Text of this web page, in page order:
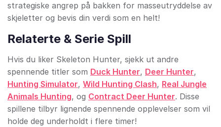
strategiske angrep på bakken for masseutryddelse av
skjeletter og bevis din verdi som en helt!
Relaterte & Serie Spill
Hvis du liker Skeleton Hunter, sjekk ut andre
spennende titler som Duck Hunter, Deer Hunter,
Hunting Simulator, Wild Hunting Clash, Real Jungle
Animals Hunting, og Contract Deer Hunter. Disse
spillene tilbyr lignende spennende opplevelser som vil
holde deg underholdt i flere timer!